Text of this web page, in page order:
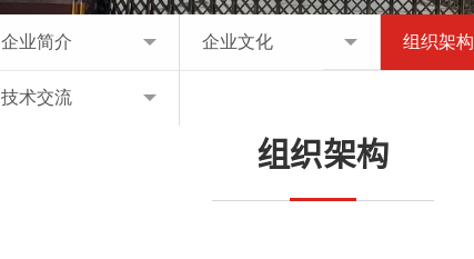
企业简介 企业文化 组织架构
技术交流
组织架构